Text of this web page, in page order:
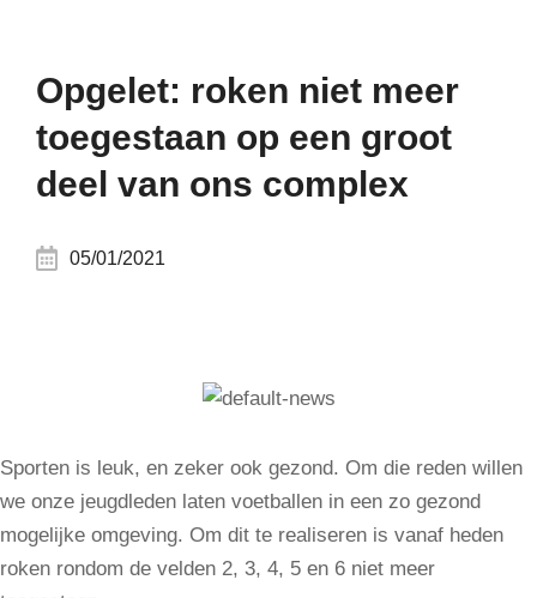
Opgelet: roken niet meer
toegestaan op een groot
deel van ons complex
05/01/2021
Sporten is leuk, en zeker ook gezond. Om die reden willen
we onze jeugdleden laten voetballen in een zo gezond
mogelijke omgeving. Om dit te realiseren is vanaf heden
roken rondom de velden 2, 3, 4, 5 en 6 niet meer